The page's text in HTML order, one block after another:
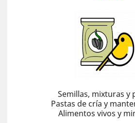
Semillas, mixturas y
Pastas de cría y
Alimentos vivos y